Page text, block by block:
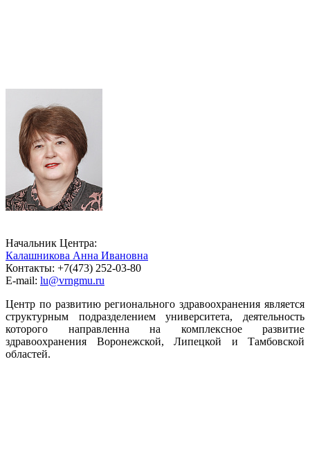
Начальник Центра:
Калашникова Анна Ивановна
Контакты: +7(473) 252-03-80
E-mail: lu@vrngmu.ru
Центр по развитию регионального здравоохранения является
структурным подразделением университета, деятельность
которого направленна на комплексное развитие
здравоохранения Воронежской, Липецкой и Тамбовской
областей.